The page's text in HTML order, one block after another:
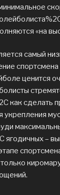
«на
самый
спортсмена
ценится
как сделать
укрепления
ягодичных –